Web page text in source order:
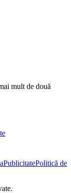
mult de două
PublicitatePolitică de